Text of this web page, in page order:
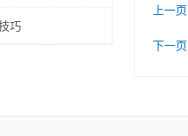
巧
上一页
下一页